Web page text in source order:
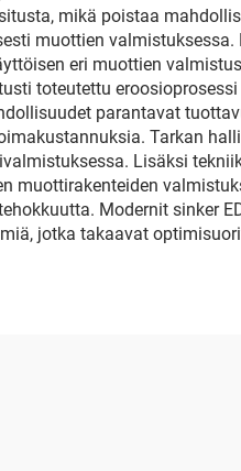
mikä poistaa
muottien
eri muottien
toteutettu
parantavat
Tarkan
Lisäksi
muottirakenteiden
Modernit sinker
jotka takaavat